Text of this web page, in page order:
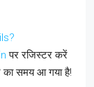
पर रजिस्टर करें
का समय आ गया है!